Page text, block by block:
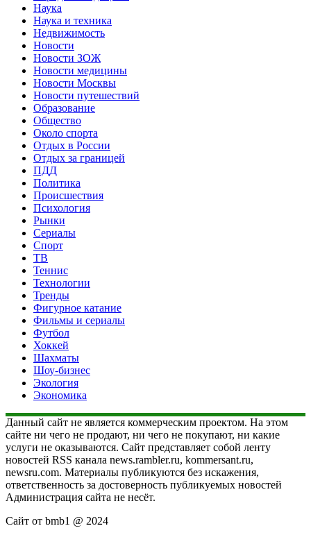
Наука
Наука и техника
Недвижимость
Новости
Новости ЗОЖ
Новости медицины
Новости Москвы
Новости путешествий
Образование
Общество
Около спорта
Отдых в России
Отдых за границей
ПДД
Политика
Происшествия
Психология
Рынки
Сериалы
Спорт
ТВ
Теннис
Технологии
Тренды
Фигурное катание
Фильмы и сериалы
Футбол
Хоккей
Шахматы
Шоу-бизнес
Экология
Экономика
Данный сайт не является коммерческим проектом. На этом
сайте ни чего не продают, ни чего не покупают, ни какие
услуги не оказываются. Сайт представляет собой ленту
новостей RSS канала news.rambler.ru, kommersant.ru,
newsru.com. Материалы публикуются без искажения,
ответственность за достоверность публикуемых новостей
Администрация сайта не несёт.
Сайт от bmb1 @ 2024